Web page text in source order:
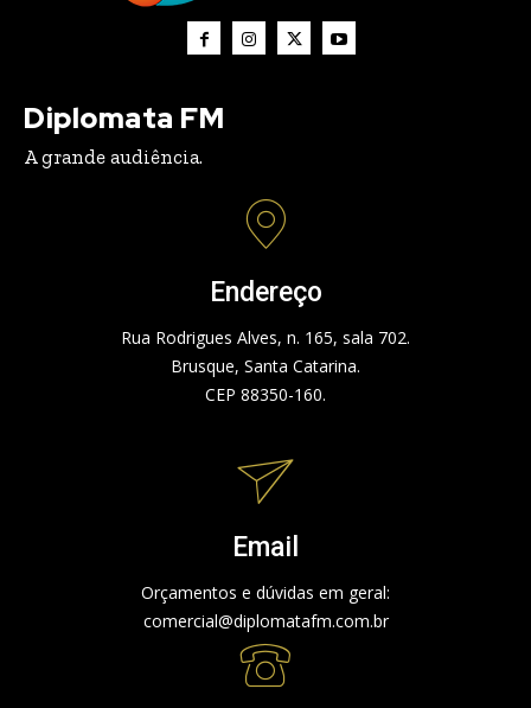
Diplomata FM
A grande audiência.
Endereço
Rua Rodrigues Alves, n. 165, sala 702.
Brusque, Santa Catarina.
CEP 88350-160.
Email
Orçamentos e dúvidas em geral:
comercial@diplomatafm.com.br